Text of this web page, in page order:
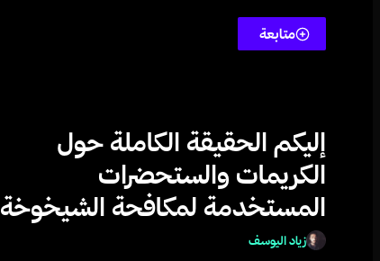
متابعة
إليكم الحقيقة الكاملة حول
الكريمات والستحضرات
المستخدمة لمكافحة الشيخوخة
زياد اليوسف